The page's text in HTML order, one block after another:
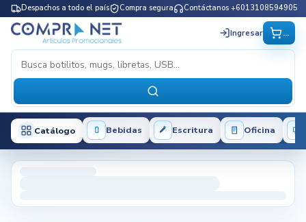
Despachos a todo el país Compra segura Contáctanos +6013108594905
Ingresar ...
Catálogo Bebidas Escritura Oficina